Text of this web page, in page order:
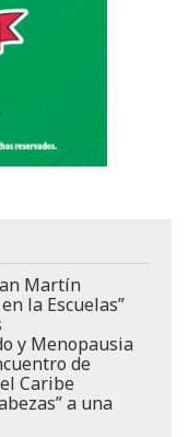
Martín
la Escuelas”
y Menopausia
de
Caribe
a una